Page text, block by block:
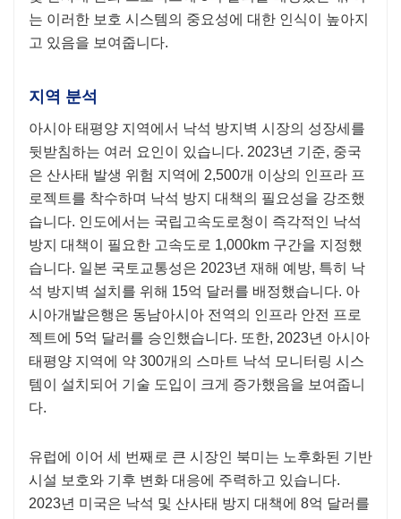
는 이러한 보호 시스템의 중요성에 대한 인식이 높아지
고 있음을 보여줍니다.
지역 분석
아시아 태평양 지역에서 낙석 방지벽 시장의 성장세를
뒷받침하는 여러 요인이 있습니다. 2023년 기준, 중국
은 산사태 발생 위험 지역에 2,500개 이상의 인프라 프
로젝트를 착수하며 낙석 방지 대책의 필요성을 강조했
습니다. 인도에서는 국립고속도로청이 즉각적인 낙석
방지 대책이 필요한 고속도로 1,000km 구간을 지정했
습니다. 일본 국토교통성은 2023년 재해 예방, 특히 낙
석 방지벽 설치를 위해 15억 달러를 배정했습니다. 아
시아개발은행은 동남아시아 전역의 인프라 안전 프로
젝트에 5억 달러를 승인했습니다. 또한, 2023년 아시아
태평양 지역에 약 300개의 스마트 낙석 모니터링 시스
템이 설치되어 기술 도입이 크게 증가했음을 보여줍니
다.
유럽에 이어 세 번째로 큰 시장인 북미는 노후화된 기반
시설 보호와 기후 변화 대응에 주력하고 있습니다.
2023년 미국은 낙석 및 산사태 방지 대책에 8억 달러를